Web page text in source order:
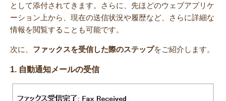
として添付されてきます。さらに、先ほどのウェブアプリケ
ーション上から、現在の送信状況や履歴など、さらに詳細な
情報を閲覧することも可能です。
次に、 ファックスを受信した際のステップをご紹介します。
1. 自動通知メールの受信